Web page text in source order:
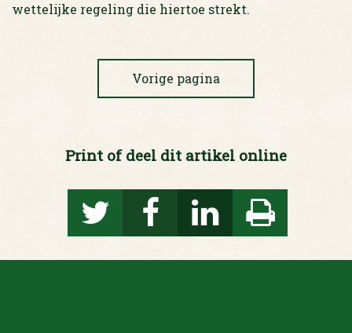
wettelijke regeling die hiertoe strekt.
Vorige pagina
Print of deel dit artikel online